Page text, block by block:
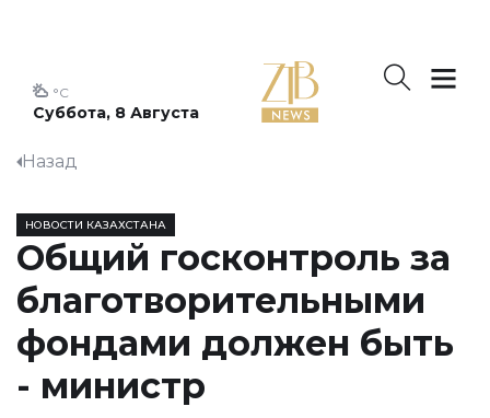
Суббота, 8 Августа
°C
Назад
НОВОСТИ КАЗАХСТАНА
Общий госконтроль за
благотворительными
фондами должен быть
- министр